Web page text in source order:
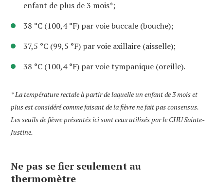
enfant de plus de 3 mois*;
38 °C (100,4 °F) par voie buccale (bouche);
37,5 °C (99,5 °F) par voie axillaire (aisselle);
38 °C (100,4 °F) par voie tympanique (oreille).
* La température rectale à partir de laquelle un enfant de 3 mois et
plus est considéré comme faisant de la fièvre ne fait pas consensus.
Les seuils de fièvre présentés ici sont ceux utilisés par le CHU Sainte-
Justine.
Ne pas se fier seulement au
thermomètre